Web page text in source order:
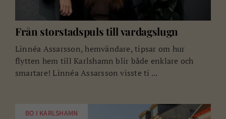
Från storstadspuls till vardagslugn
Linnéa Assarsson, hemvändare, tipsar om hur
flytten hem till Karlshamn blir både enklare och
smartare! Linnéa Assarsson visste ti ...
BO I KARLSHAMN